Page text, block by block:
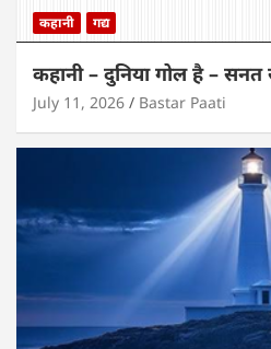
कहानी गद्य
कहानी – दुनिया गोल है – सनत
July 11, 2026 Bastar Paati